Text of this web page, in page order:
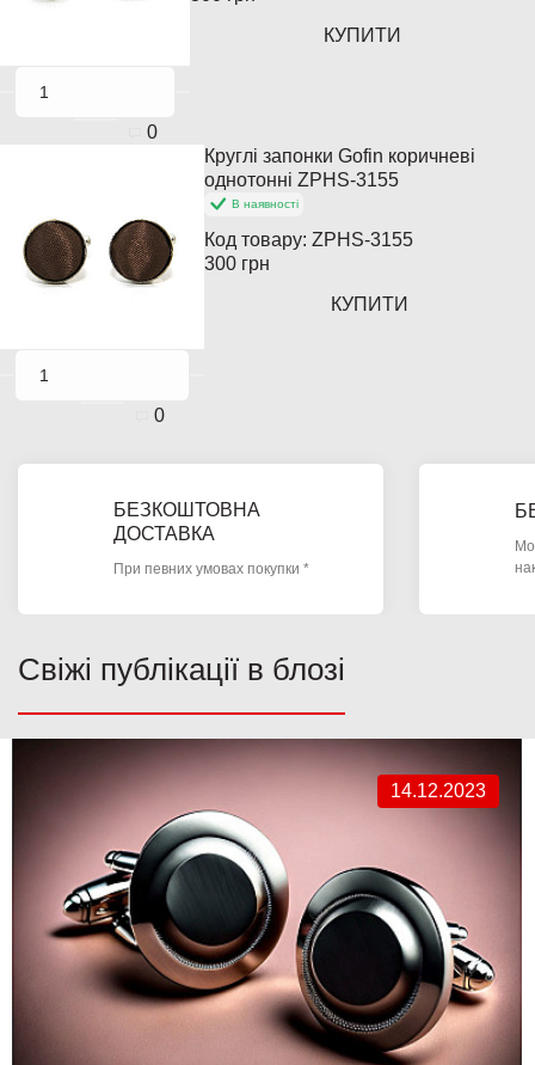
0
КУПИТИ
0
Круглі запонки Gofin коричневі
однотонні ZPHS-3155
В наявності
Код товару:ZPHS-3155
300 грн
КУПИТИ
БЕЗКОШТОВНА
ДОСТАВКА
При певних умовах покупки *
Свіжі публікації в блозі
14.12.2023